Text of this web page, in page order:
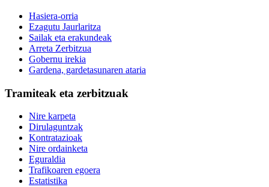
Hasiera-orria
Ezagutu Jaurlaritza
Sailak eta erakundeak
Arreta Zerbitzua
Gobernu irekia
Gardena, gardetasunaren ataria
Tramiteak eta zerbitzuak
Nire karpeta
Dirulaguntzak
Kontratazioak
Nire ordainketa
Eguraldia
Trafikoaren egoera
Estatistika